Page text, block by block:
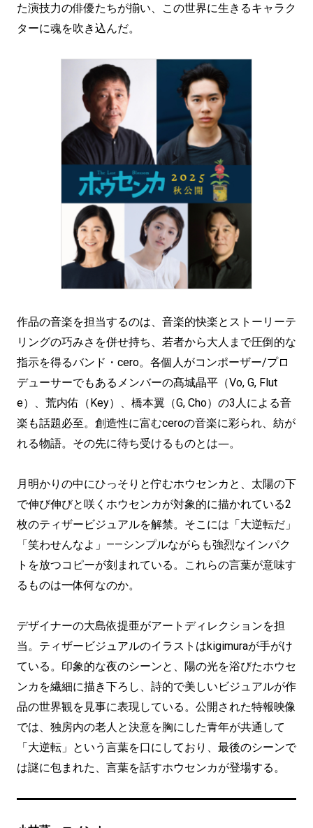
た演技力の俳優たちが揃い、この世界に生きるキャラク
ターに魂を吹き込んだ。
作品の音楽を担当するのは、音楽的快楽とストーリーテ
リングの巧みさを併せ持ち、若者から大人まで圧倒的な
指示を得るバンド・cero。各個人がコンポーザー/プロ
デューサーでもあるメンバーの髙城晶平（Vo, G, Flut
e）、荒内佑（Key）、橋本翼（G, Cho）の3人による音
楽も話題必至。創造性に富むceroの音楽に彩られ、紡が
れる物語。その先に待ち受けるものとは―。
月明かりの中にひっそりと佇むホウセンカと、太陽の下
で伸び伸びと咲くホウセンカが対象的に描かれている2
枚のティザービジュアルを解禁。そこには「大逆転だ」
「笑わせんなよ」——シンプルながらも強烈なインパク
トを放つコピーが刻まれている。これらの言葉が意味す
るものは一体何なのか。
デザイナーの大島依提亜がアートディレクションを担
当。ティザービジュアルのイラストはkigimuraが手がけ
ている。印象的な夜のシーンと、陽の光を浴びたホウセ
ンカを繊細に描き下ろし、詩的で美しいビジュアルが作
品の世界観を見事に表現している。公開された特報映像
では、独房内の老人と決意を胸にした青年が共通して
「大逆転」という言葉を口にしており、最後のシーンで
は謎に包まれた、言葉を話すホウセンカが登場する。